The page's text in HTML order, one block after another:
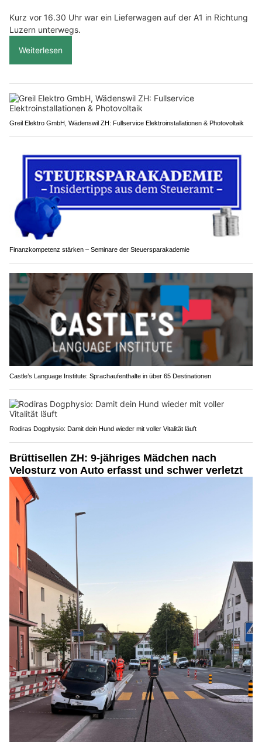
Kurz vor 16.30 Uhr war ein Lieferwagen auf der A1 in Richtung
Luzern unterwegs.
Weiterlesen
Greil Elektro GmbH, Wädenswil ZH: Fullservice Elektroinstallationen & Photovoltaik
Finanzkompetenz stärken – Seminare der Steuersparakademie
Castle’s Language Institute: Sprachaufenthalte in über 65 Destinationen
Rodiras Dogphysio: Damit dein Hund wieder mit voller Vitalität läuft
Brüttisellen ZH: 9-jähriges Mädchen nach
Velosturz von Auto erfasst und schwer verletzt